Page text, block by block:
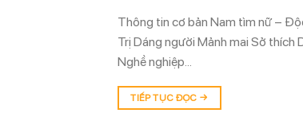
Thông tin cơ bản Nam tìm nữ –
Trị Dáng người Mảnh mai Sở
Nghề nghiệp…
TIẾP TỤC ĐỌC →